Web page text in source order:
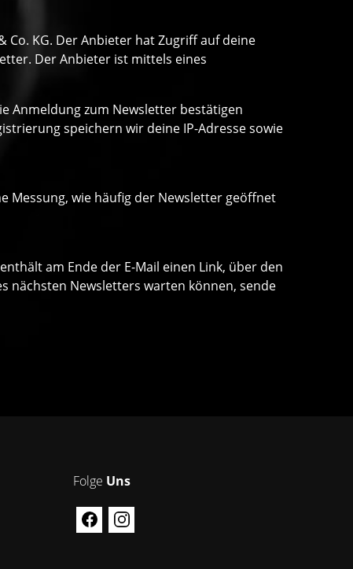
Co. KG. Der Anbieter hat Zugriff auf deine
Der Anbieter ist mittels eines
Anmeldung zum Newsletter bestätigen
speichern wir deine IP-Adresse sowie
Messung, wie häufig der Newsletter geöffnet
am Ende der E-Mail einen Link, über den
nächsten Newsletters warten können, sende
Folge Uns